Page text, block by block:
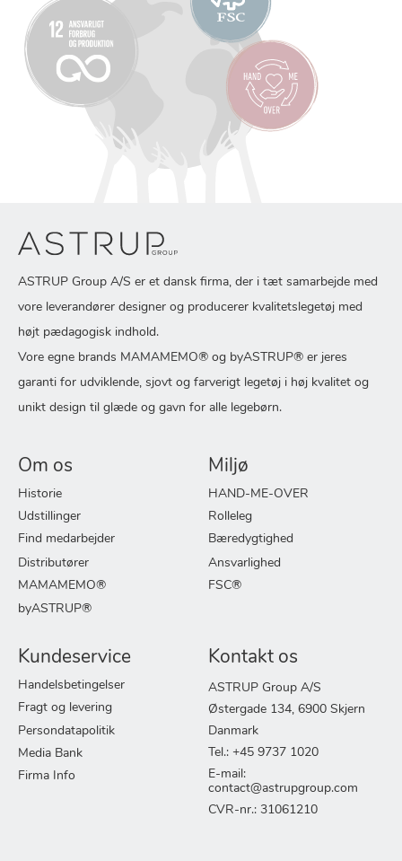
ASTRUP Group A/S er et dansk firma, der i tæt samarbejde med
vore leverandører designer og producerer kvalitetslegetøj med
højt pædagogisk indhold.
Vore egne brands MAMAMEMO® og byASTRUP® er jeres
garanti for udviklende, sjovt og farverigt legetøj i høj kvalitet og
unikt design til glæde og gavn for alle legebørn.
Om os
Historie
Udstillinger
Find medarbejder
Distributører
MAMAMEMO®
byASTRUP®
Miljø
HAND-ME-OVER
Rolleleg
Bæredygtighed
Ansvarlighed
FSC®
Kundeservice
Handelsbetingelser
Fragt og levering
Persondatapolitik
Media Bank
Firma Info
Kontakt os
ASTRUP Group A/S
Østergade 134, 6900 Skjern
Danmark
Tel.: +45 9737 1020
E-mail:
contact@astrupgroup.com
CVR-nr.: 31061210